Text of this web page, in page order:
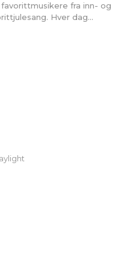
fra inn- og
Hver dag...